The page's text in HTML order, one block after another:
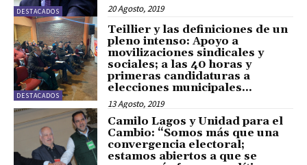
DESTACADOS 20 Agosto, 2019
DESTACADOS
Teillier y las definiciones de un
pleno intenso: Apoyo a
movilizaciones sindicales y
sociales; a las 40 horas y
primeras candidaturas a
elecciones municipales...
13 Agosto, 2019
Camilo Lagos y Unidad para el
Cambio: “Somos más que una
convergencia electoral;
estamos abiertos a que se